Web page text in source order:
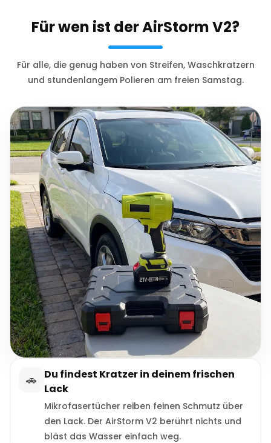
Für wen ist der AirStorm V2?
Für alle, die genug haben von Streifen, Waschkratzern
und stundenlangem Polieren am freien Samstag.
🚗
Du findest Kratzer in deinem frischen
Lack
Mikrofasertücher reiben feinen Schmutz über
den Lack. Der AirStorm V2 berührt nichts und
bläst das Wasser einfach weg.